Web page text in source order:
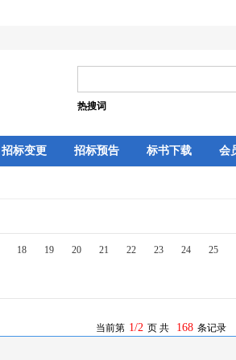
热搜词
招标变更 招标预告 标书下载 会
18 19 20 21 22 23 24 25
当前第 1/2 页 共 168 条记录